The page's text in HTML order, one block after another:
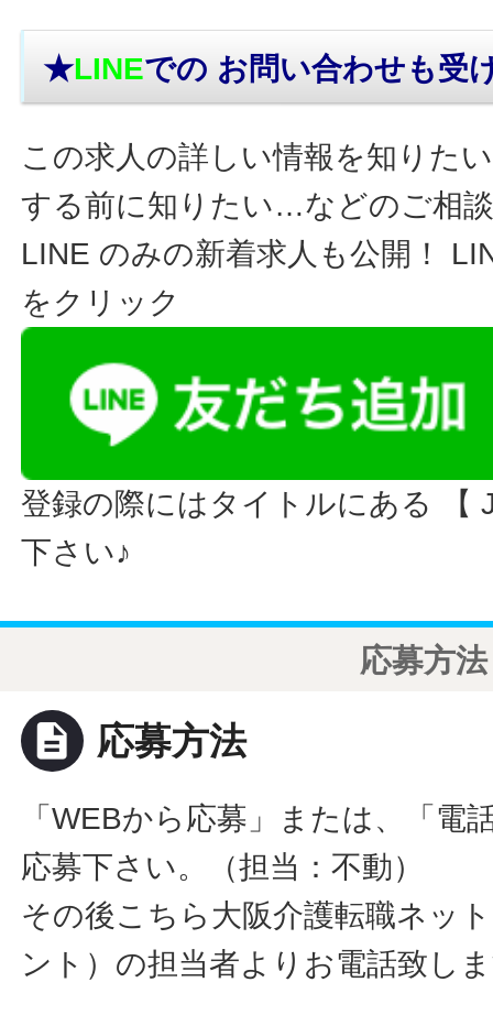
★LINEでの お問い合わせも受
この求人の詳しい情報を知りた
する前に知りたい…などのご相
LINE のみの新着求人も公開！
をクリック
登録の際にはタイトルにある 【
下さい♪
応募方法
description 応募方法
「WEBから応募」または、「電
応募下さい。（担当：不動）
その後こちら大阪介護転職ネッ
ント）の担当者よりお電話致し